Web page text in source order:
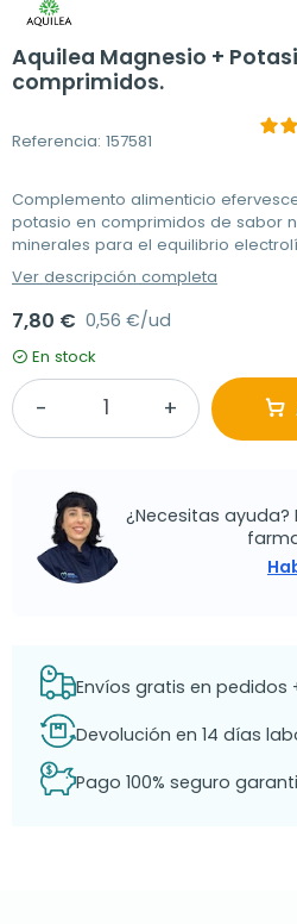
Aquilea Magnesio +
comprimidos.
Referencia: 157581
Complemento alimenticio
potasio en comprimidos de sabor
minerales para el equilibrio
Ver descripción completa
7,80 € 0,56 €/ud
En stock
¿Necesitas
Envíos gratis en pedidos
Devolución en 14 días
Pago 100% seguro